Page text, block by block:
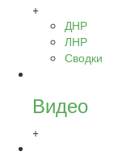
+
ДНР
ЛНР
Сводки
Видео
+